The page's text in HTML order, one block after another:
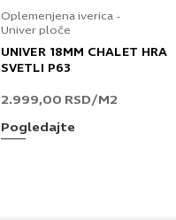
Oplemenjena iverica -
Univer ploče
UNIVER 18MM CHALET
SVETLI P63
2.999,00 RSD/M2
Pogledajte